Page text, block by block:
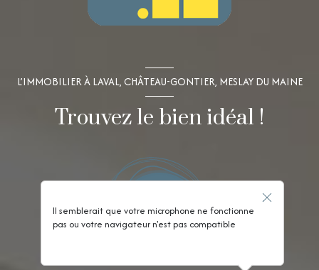
L’IMMOBILIER À LAVAL, CHÂTEAU-GONTIER, MESLAY DU MAINE
Trouvez le bien idéal !
Il semblerait que votre microphone ne fonctionne
pas ou votre navigateur n'est pas compatible